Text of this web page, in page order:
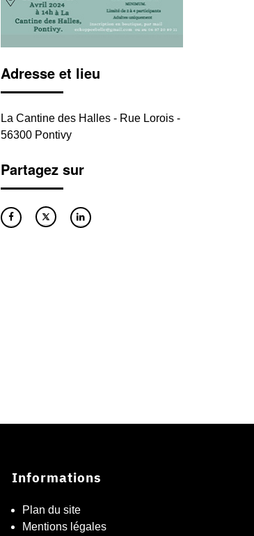
Adresse et lieu
La Cantine des Halles - Rue Lorois -
56300 Pontivy
Partagez sur
Informations
Plan du site
Mentions légales